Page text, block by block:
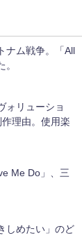
ナム戦争。「All
。
ォリューショ
理由。使用楽
Me Do」、三
しめたい」のど